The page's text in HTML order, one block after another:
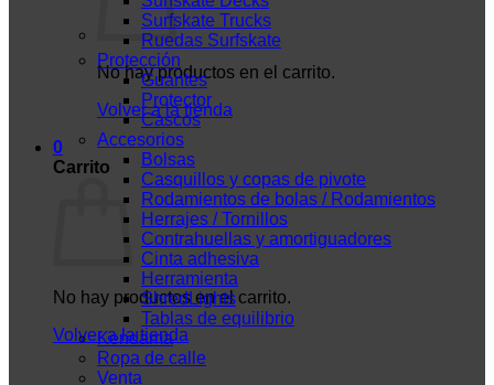
No hay productos en el carrito.
Volver a la tienda
0
Carrito
No hay productos en el carrito.
Volver a la tienda
Surfskate Trucks
Ruedas Surfskate
Protección
Guantes
Protector
Cascos
Accesorios
Bolsas
Casquillos y copas de pivote
Rodamientos de bolas / Rodamientos
Herrajes / Tornillos
Contrahuellas y amortiguadores
Cinta adhesiva
Herramienta
ShredLights
Tablas de equilibrio
Kendama
Ropa de calle
Venta